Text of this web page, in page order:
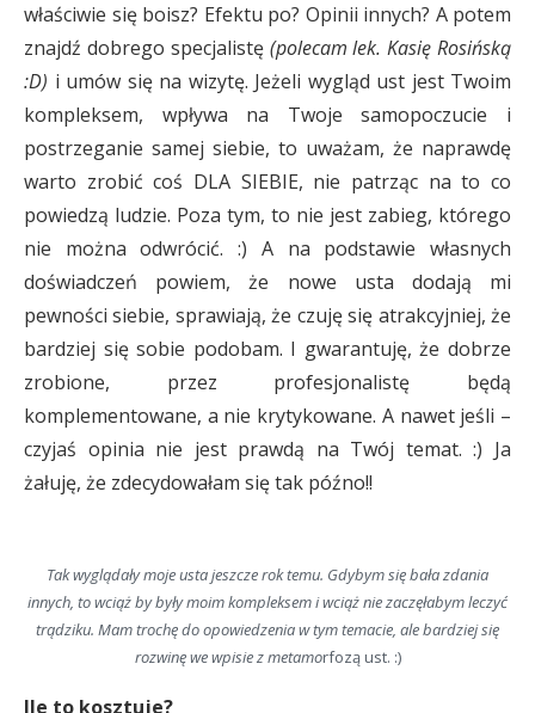
właściwie się boisz? Efektu po? Opinii innych? A potem
znajdź dobrego specjalistę(polecam lek. Kasię Rosińską
:D) i umów się na wizytę. Jeżeli wygląd ust jest Twoim
kompleksem, wpływa na Twoje samopoczucie i
postrzeganie samej siebie, to uważam, że naprawdę
warto zrobić coś DLA SIEBIE, nie patrząc na to co
powiedzą ludzie. Poza tym, to nie jest zabieg, którego
nie można odwrócić. :) A na podstawie własnych
doświadczeń powiem, że nowe usta dodają mi
pewności siebie, sprawiają, że czuję się atrakcyjniej, że
bardziej się sobie podobam. I gwarantuję, że dobrze
zrobione, przez profesjonalistę będą
komplementowane, a nie krytykowane. A nawet jeśli –
czyjaś opinia nie jest prawdą na Twój temat. :) Ja
żałuję, że zdecydowałam się tak późno!!
Tak wyglądały moje usta jeszcze rok temu. Gdybym się bała zdania
innych, to wciąż by były moim kompleksem i wciąż nie zaczęłabym leczyć
trądziku. Mam trochę do opowiedzenia w tym temacie, ale bardziej się
rozwinę we wpisie z metamorfozą ust. :)
Ile to kosztuje?